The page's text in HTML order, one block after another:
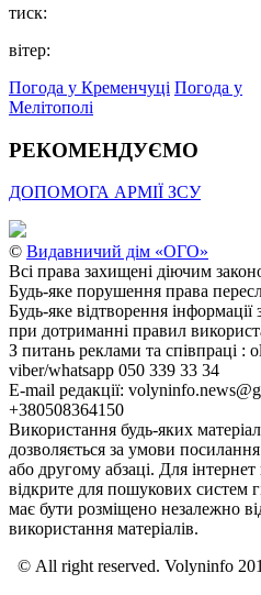
тиск:
вітер:
Погода у Кременчуці Погода у
Мелітополі
РЕКОМЕНДУЄМО
ДОПОМОГА АРМІЇ ЗСУ
© Видавничий дім «ОГО»
Всі права захищені діючим
Будь-яке порушення права
Будь-яке відтворення
при дотриманні правил
З питань реклами та співпраці :
viber/whatsapp 050 339 33 34
E-mail редакції:
+380508364150
Використання будь-яких
дозволяється за умови
або другому абзаці. Для
відкрите для пошукових систем
має бути розміщено незалежно
використання матеріалів.
© All right reserved. Volyninfo